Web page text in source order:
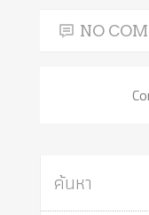
NO
ค้นหา